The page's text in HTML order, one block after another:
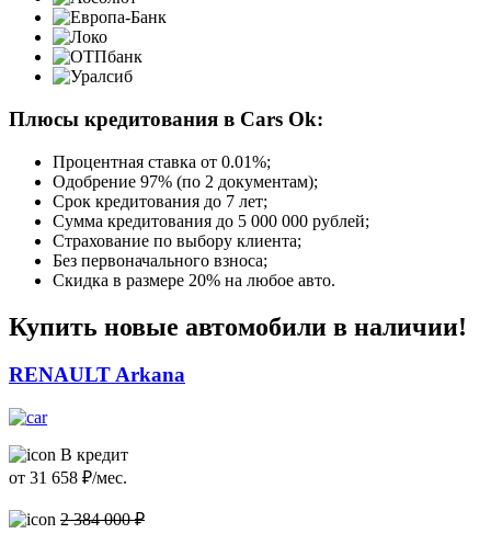
Плюсы кредитования в Cars Ok:
Процентная ставка от 0.01%;
Одобрение 97% (по 2 документам);
Срок кредитования до 7 лет;
Сумма кредитования до 5 000 000 рублей;
Страхование по выбору клиента;
Без первоначального взноса;
Скидка в размере 20% на любое авто.
Купить новые автомобили в наличии!
RENAULT Arkana
В кредит
от 31 658 ₽/мес.
2 384 000 ₽